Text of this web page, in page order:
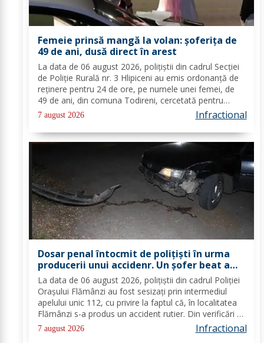
Femeie prinsă mangă la volan: șoferița de
49 de ani, dusă direct în arest
La data de 06 august 2026, polițiștii din cadrul Secției
de Poliție Rurală nr. 3 Hlipiceni au emis ordonanță de
reținere pentru 24 de ore, pe numele unei femei, de
49 de ani, din comuna Todireni, cercetată pentru
comiterea infracțiunii de conducerea unui vehicul sub
influența alcoolului. În urma...
7 august 2026 Infractional
Dosar penal întocmit de polițiști în urma
producerii unui accidenr. Un șofer beat a
lovit un cap de pod
La data de 06 august 2026, polițiștii din cadrul Poliției
Orașului Flămânzi au fost sesizați prin intermediul
apelului unic 112, cu privire la faptul că, în localitatea
Flămânzi s-a produs un accident rutier. Din verificări a
reieșit faptul că, în timp ce se deplasa pe strada
Tulburea din orașul...
7 august 2026 Infractional